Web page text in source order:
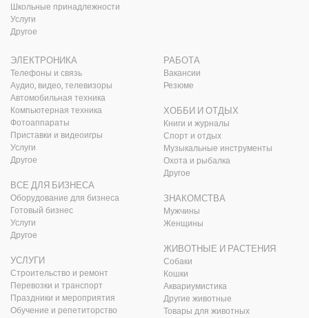
Школьные принадлежности
Услуги
Другое
ЭЛЕКТРОНИКА
Телефоны и связь
Аудио, видео, телевизоры
Автомобильная техника
Компьютерная техника
Фотоаппараты
Приставки и видеоигры
Услуги
Другое
ВСЕ ДЛЯ БИЗНЕСА
Оборудование для бизнеса
Готовый бизнес
Услуги
Другое
УСЛУГИ
Строительство и ремонт
Перевозки и транспорт
Праздники и мероприятия
Обучение и репетиторство
РАБОТА
Вакансии
Резюме
ХОББИ И ОТДЫХ
Книги и журналы
Спорт и отдых
Музыкальные инструменты
Охота и рыбалка
Другое
ЗНАКОМСТВА
Мужчины
Женщины
ЖИВОТНЫЕ И РАСТЕНИЯ
Собаки
Кошки
Аквариумистика
Другие животные
Товары для животных